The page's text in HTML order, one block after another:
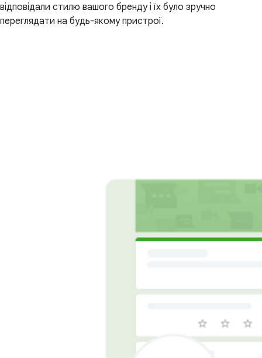
відповідали стилю вашого бренду і їх було зручно
переглядати на будь-якому пристрої.